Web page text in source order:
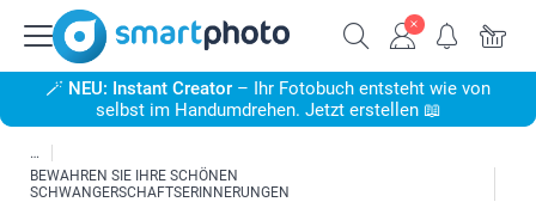
🪄 NEU: Instant Creator – Ihr Fotobuch entsteht wie von
selbst im Handumdrehen. Jetzt erstellen 📖
BEWAHREN SIE IHRE SCHÖNEN
SCHWANGERSCHAFTSERINNERUNGEN